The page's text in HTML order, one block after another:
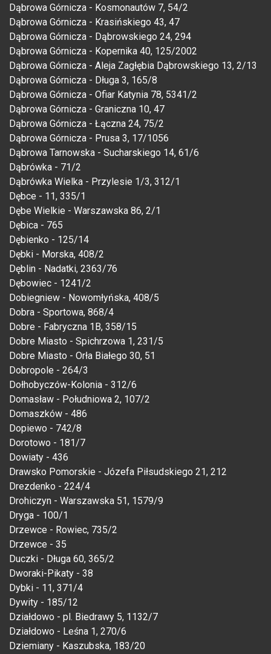
Dąbrowa Górnicza - Kosmonautów 7, 54/2
Dąbrowa Górnicza - Krasińskiego 43, 47
Dąbrowa Górnicza - Dąbrowskiego 24, 294
Dąbrowa Górnicza - Kopernika 40, 125/2002
Dąbrowa Górnicza - Aleja Zagłębia Dąbrowskiego 13, 2/13
Dąbrowa Górnicza - Długa 3, 165/8
Dąbrowa Górnicza - Ofiar Katynia 78, 5341/2
Dąbrowa Górnicza - Graniczna 10, 47
Dąbrowa Górnicza - Łączna 24, 75/2
Dąbrowa Górnicza - Prusa 3, 17/1056
Dąbrowa Tarnowska - Sucharskiego 14, 61/6
Dąbrówka - 71/2
Dąbrówka Wielka - Przylesie 1/3, 312/1
Dębce - 11, 335/1
Dębe Wielkie - Warszawska 86, 2/1
Dębica - 765
Dębienko - 125/14
Dębki - Morska, 408/2
Dęblin - Nadatki, 2363/76
Dębowiec - 1241/2
Dobiegniew - Nowomłyńska, 408/5
Dobra - Sportowa, 868/4
Dobre - Fabryczna 1B, 358/15
Dobre Miasto - Spichrzowa 1, 231/5
Dobre Miasto - Orła Białego 30, 51
Dobropole - 264/3
Dołhobyczów-Kolonia - 312/6
Domasław - Południowa 2, 107/2
Domaszków - 486
Dopiewo - 742/8
Dorotowo - 181/7
Dowiaty - 436
Drawsko Pomorskie - Józefa Piłsudskiego 21, 212
Drezdenko - 224/4
Drohiczyn - Warszawska 51, 1579/9
Dryga - 100/1
Drzewce - Rowiec, 735/2
Drzewce - 35
Duczki - Długa 60, 365/2
Dworaki-Pikaty - 38
Dybki - 11, 371/4
Dywity - 185/12
Działdowo - pl. Biedrawy 5, 1132/7
Działdowo - Leśna 1, 270/6
Dziemiany - Kaszubska, 183/20